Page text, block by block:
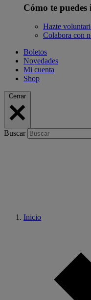
Cómo te
Hazte
Colabora con
Boletos
Novedades
Mi cuenta
Shop
Cerrar
Buscar
Inicio